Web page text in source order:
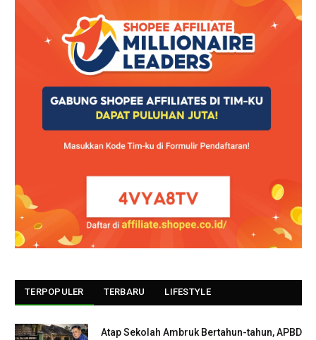
TERPOPULER TERBARU LIFESTYLE
Atap Sekolah Ambruk Bertahun-tahun, APBD